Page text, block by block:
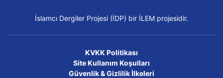
İslamcı Dergiler Projesi (İDP) bir İLEM projesidir.
KVKK Politikası
Site Kullanım Koşulları
Güvenlik & Gizlilik İlkeleri